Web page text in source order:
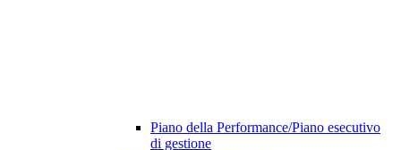
Piano della Performance/Piano esecutivo
di gestione